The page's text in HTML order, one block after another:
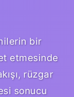
bir
etmesinde
rüzgar
sonucu